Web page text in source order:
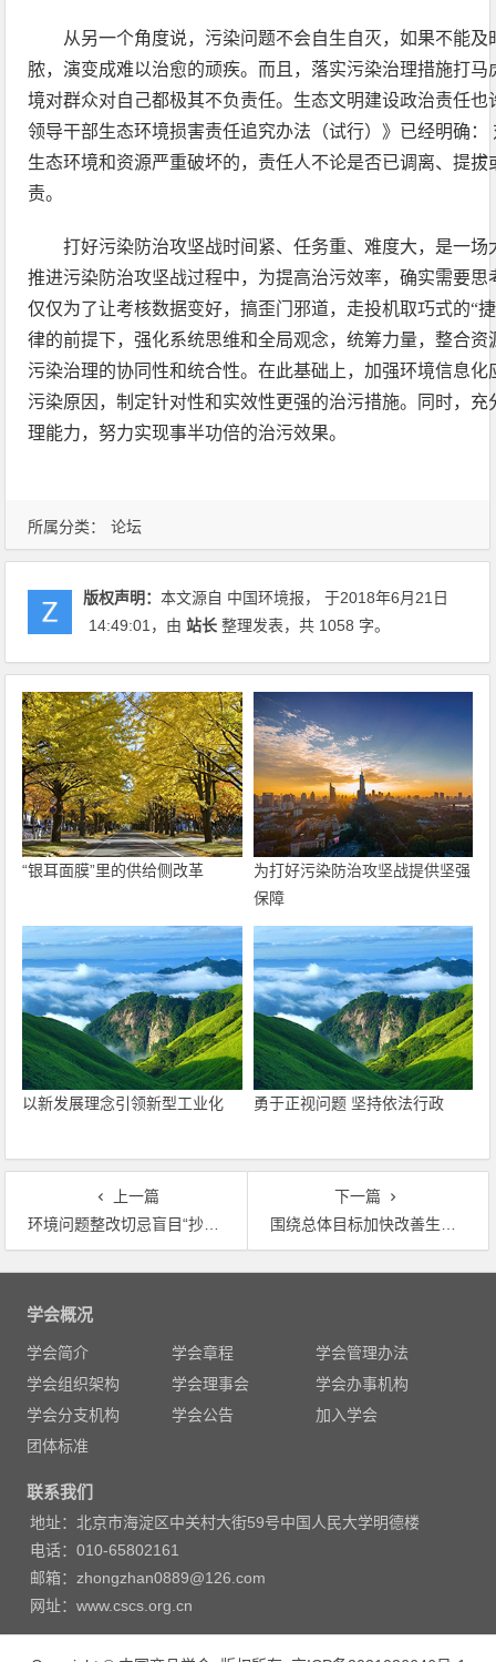
所属分类： 论坛
从另一个角度说，污染问题不会自生自灭，如果不能
脓，演变成难以治愈的顽疾。而且，落实污染治理措施打
境对群众对自己都极其不负责任。生态文明建设政治责任
领导干部生态环境损害责任追究办法（试行）》已经明确
生态环境和资源严重破坏的，责任人不论是否已调离、提
责。
打好污染防治攻坚战时间紧、任务重、难度大，是一
推进污染防治攻坚战过程中，为提高治污效率，确实需要
仅仅为了让考核数据变好，搞歪门邪道，走投机取巧式的“
律的前提下，强化系统思维和全局观念，统筹力量，整合
污染治理的协同性和统合性。在此基础上，加强环境信息
污染原因，制定针对性和实效性更强的治污措施。同时，
理能力，努力实现事半功倍的治污效果。
版权声明：本文源自 中国环境报， 于2018年6月21日
14:49:01 ，由站长 整理发表，共 1058 字。
“银耳面膜”里的供给侧改革
为打好污染防治攻坚战提供坚强
保障
以新发展理念引领新型工业化 勇于正视问题 坚持依法行政
上一篇
环境问题整改切忌盲目“抄近路”
下一篇
围绕总体目标加快改善生态环境质量 二论贯彻落实《中共中央国务院关于全面加强生态环境保护 坚决打好污染防治攻坚战的意见》
文
学会概况
学会简介 学会章程
学会管理办法
学会组织架构
学会理事会
学会办事机构
学会分支机构
学会公告
加入学会
团体标准
联系我们
地址：北京市海淀区中关村大街59号中国人民大学明德楼
电话：010-65802161
邮箱：zhongzhan0889@126.com
网址：www.cscs.org.cn